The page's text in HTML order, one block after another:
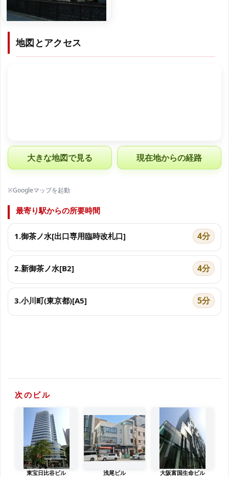
地図とアクセス
大きな地図で見る 現在地からの経路
※Googleマップを起動
最寄り駅からの所要時間
1.御茶ノ水[出口専用臨時改札口] 4分
2.新御茶ノ水[B2] 4分
3.小川町(東京都)[A5] 5分
次のビル
東宝日比谷ビル 浅尾ビル 大阪富国生命ビル